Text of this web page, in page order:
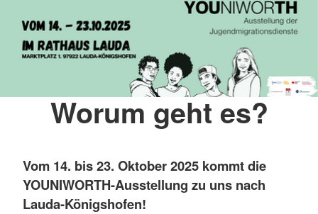
Worum geht es?
Vom 14. bis 23. Oktober 2025 kommt die
YOUNIWORTH-Ausstellung zu uns nach
Lauda-Königshofen!